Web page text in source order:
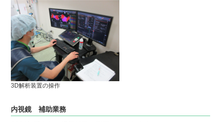
3D解析装置の操作
内視鏡 補助業務